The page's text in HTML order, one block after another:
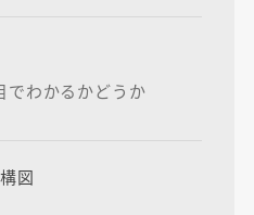
でわかるかどうか
図